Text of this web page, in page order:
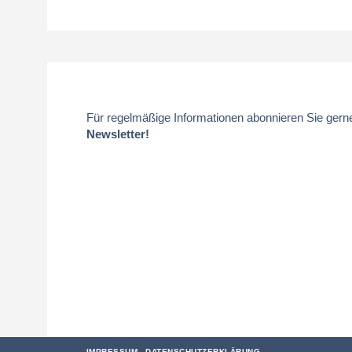
Für regelmäßige Informationen abonnieren Sie
Newsletter!